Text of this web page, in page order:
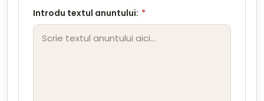
Introdu textul anuntului: *